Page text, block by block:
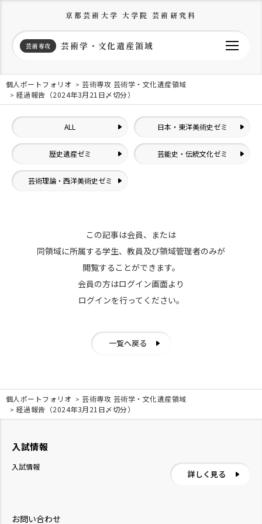
京都芸術大学 大学院 芸術研究科
芸術専攻 芸術学・文化遺産領域
個人ポートフォリオ
芸術専攻 芸術学・文化遺産領域
経過報告（2024年3月21日〆切分）
ALL 日本・東洋美術史ゼミ
歴史遺産ゼミ 芸能史・伝統文化ゼミ
芸術理論・西洋美術史ゼミ
この記事は会員、または
同領域に所属する学生、教員及び領域管理者のみが
閲覧することができます。
会員の方はログイン画面より
ログインを行ってください。
一覧へ戻る
個人ポートフォリオ
芸術専攻 芸術学・文化遺産領域
経過報告（2024年3月21日〆切分）
お問い合わせ
入試情報
入試情報
詳しく見る